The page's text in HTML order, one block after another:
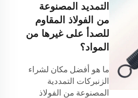
التمديد المصنوعة
من الفولاذ المقاوم
للصدأ على غيرها من
المواد؟
ما هو أفضل مكان لشراء
الزنبركات التمددية
المصنوعة من الفولاذ